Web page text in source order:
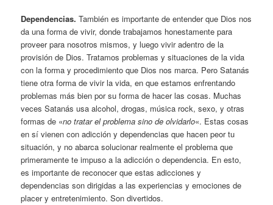
Dependencias. También es importante de entender que Dios nos
da una forma de vivir, donde trabajamos honestamente para
proveer para nosotros mismos, y luego vivir adentro de la
provisión de Dios. Tratamos problemas y situaciones de la vida
con la forma y procedimiento que Dios nos marca. Pero Satanás
tiene otra forma de vivir la vida, en que estamos enfrentando
problemas más bien por su forma de hacer las cosas. Muchas
veces Satanás usa alcohol, drogas, música rock, sexo, y otras
formas de «no tratar el problema sino de olvidarlo«. Estas cosas
en sí vienen con adicción y dependencias que hacen peor tu
situación, y no abarca solucionar realmente el problema que
primeramente te impuso a la adicción o dependencia. En esto,
es importante de reconocer que estas adicciones y
dependencias son dirigidas a las experiencias y emociones de
placer y entretenimiento. Son divertidos.